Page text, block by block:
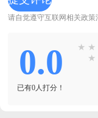
请自觉遵守互联网相关政策
0.0
已有0人打分！
★ ★
★